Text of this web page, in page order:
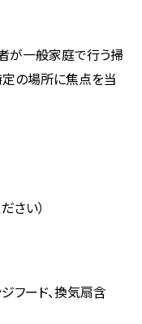
が一般家庭で行う掃
の場所に焦点を当
さい）
フード、換気扇含